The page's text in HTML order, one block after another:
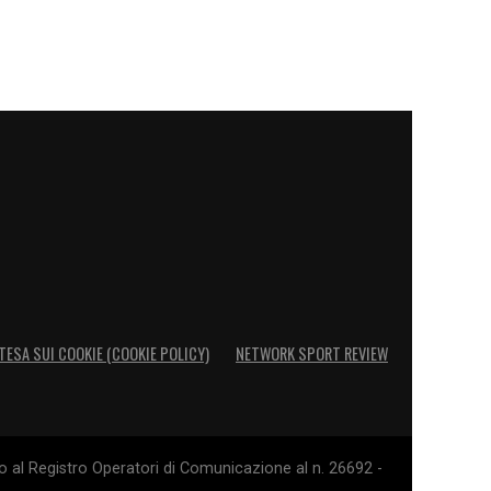
SUI COOKIE (COOKIE POLICY) NETWORK SPORT REVIEW
Registro Operatori di Comunicazione al n. 26692 -